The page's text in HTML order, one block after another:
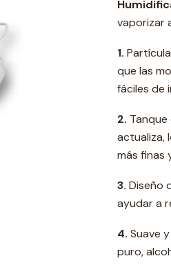
vaporizar
1.
que las
fáciles de
2.
actualiza,
más finas
3. Diseño
ayudar a
4. Suave
puro,